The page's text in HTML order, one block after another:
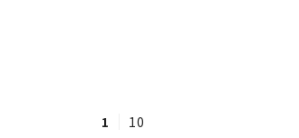
1 10